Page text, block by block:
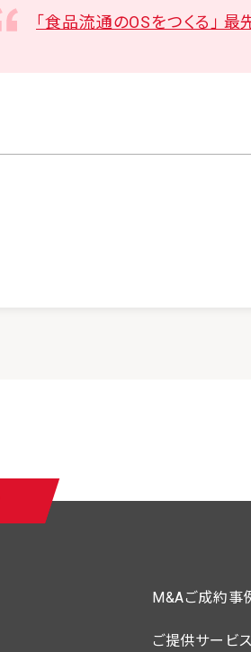
「食品流通のOSをつくる」
M&Aご成約事
ご提供サービス